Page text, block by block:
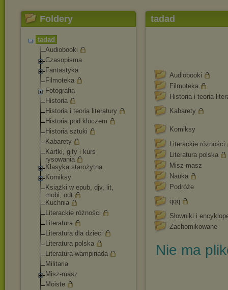
Foldery
tadad
Audiobooki
Czasopisma
Fantastyka
Filmoteka
Fotografia
Historia
Historia i teoria literatury
Historia pod kluczem
Historia sztuki
Kabarety
Kartki, gify i kurs
rysowania
Klasyka starożytna
Komiksy
Książki w epub, djv, lit,
mobi, odt
Kuchnia
Literackie różności
Literatura
Literatura dla dzieci
Literatura polska
Literatura-wampiriada
Militaria
Misz-masz
Moiste
tadad
Audiobooki
Filmoteka
Historia i teoria
Kabarety
Komiksy
Literackie różności
Literatura polska
Misz-masz
Nauka
Podróże
qqq
Słowniki i
Zachomikowane
Nie ma